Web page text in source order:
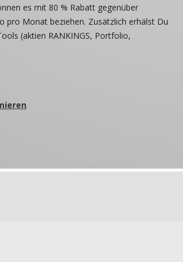
es mit 80 % Rabatt gegenüber
pro Monat beziehen. Zusätzlich erhälst Du
(aktien RANKINGS, Portfolio,